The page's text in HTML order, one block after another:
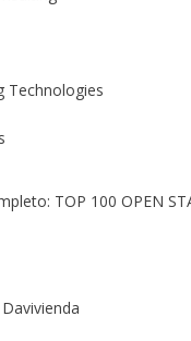
Technologies
TOP 100 OPEN